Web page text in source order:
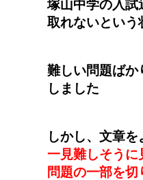
塚山中学の入試
取れないという
難しい問題ばか
しました
しかし、文章を
一見難しそうに
問題の一部を